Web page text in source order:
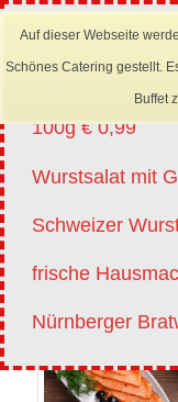
Auf dieser Webseite
Schönes Catering gestellt.
Buffet
Lyoner für
100g € 0,99
Wurstsalat mit
Schweizer
frische
Nürnberger